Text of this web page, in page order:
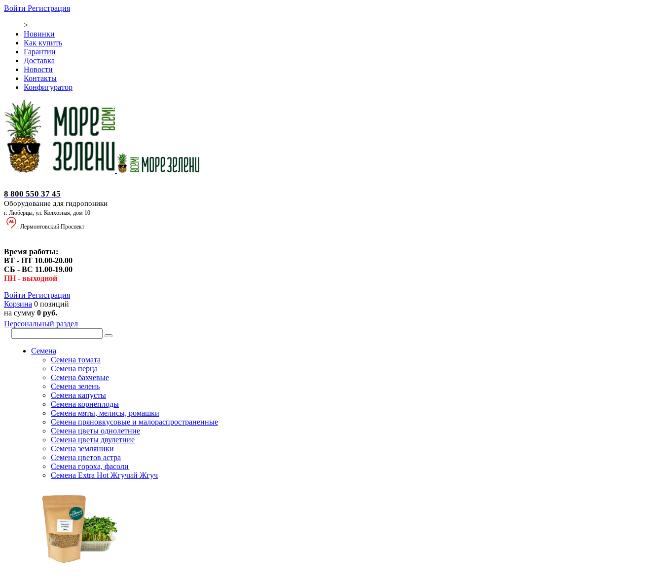
Войти Регистрация
>
Новинки
Как купить
Гарантии
Доставка
Новости
Контакты
Конфигуратор
8 800 550 37 45
Оборудование для гидропоники
г. Люберцы, ул. Колхозная, дом 10
Лермонтовский Проспект
Время работы:
ВТ - ПТ 10.00-20.00
СБ - ВС 11.00-19.00
ПН - выходной
Войти Регистрация
Корзина 0 позиций
на сумму 0 руб.
Персональный раздел
Семена
Семена томата
Семена перца
Семена бахчевые
Семена зелень
Семена капусты
Семена корнеплоды
Семена мяты, мелисы, ромашки
Семена пряновкусовые и малораспространенные
Семена цветы однолетние
Семена цветы двулетние
Семена земляники
Семена цветов астра
Семена гороха, фасоли
Семена Extra Hot Жгучий Жгуч